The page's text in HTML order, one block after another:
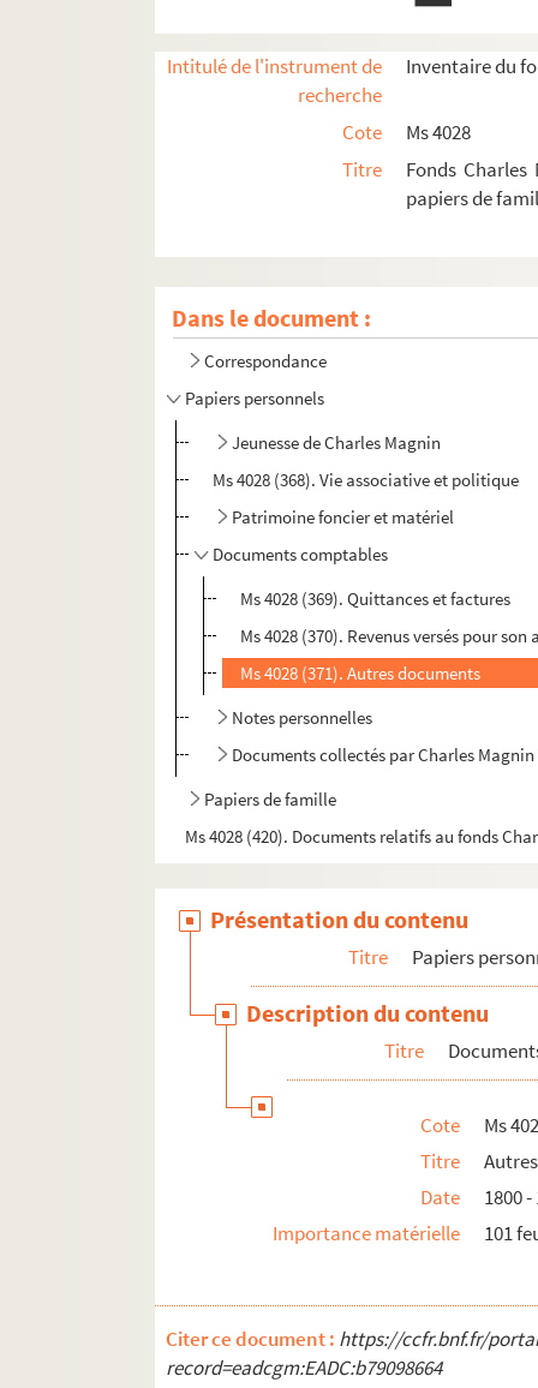
Intitulé de l'instrument de
recherche
Inventaire du
Cote
Ms 4028
Titre
Fonds
papiers de
Dans le document :
Correspondance
Papiers personnels
Jeunesse de Charles Magnin
Ms 4028 (368). Vie associative et politique
Patrimoine foncier et matériel
Documents comptables
Ms 4028 (369). Quittances et factures
Ms 4028 (370). Revenus versés pour
Ms 4028 (371). Autres documents
Notes personnelles
Documents collectés par Charles Magnin
Papiers de famille
Ms 4028 (420). Documents relatifs au fonds
Présentation du contenu
Titre Papiers
Description du contenu
Titre
Cote
Ms
Titre
Date
1800 -
Importance matérielle
101
Citer ce document : https://ccfr.bnf.fr/
record=eadcgm:EADC:b79098664